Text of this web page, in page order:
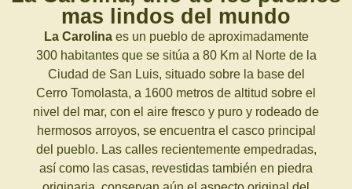
mas lindos del mundo
La Carolina es un pueblo de aproximadamente
300 habitantes que se sitúa a 80 Km al Norte de la
Ciudad de San Luis, situado sobre la base del
Cerro Tomolasta, a 1600 metros de altitud sobre el
nivel del mar, con el aire fresco y puro y rodeado de
hermosos arroyos, se encuentra el casco principal
del pueblo. Las calles recientemente empedradas,
así como las casas, revestidas también en piedra